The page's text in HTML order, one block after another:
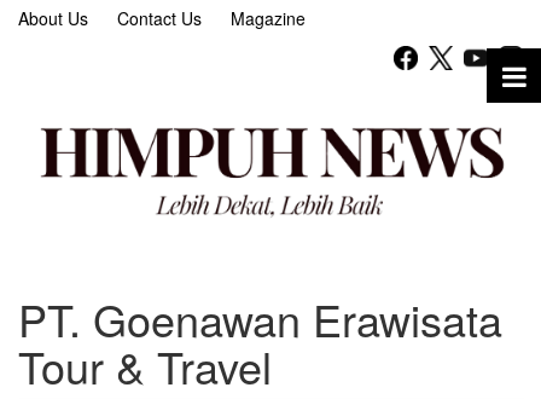
About Us Contact Us Magazine
PT. Goenawan Erawisata
Tour & Travel